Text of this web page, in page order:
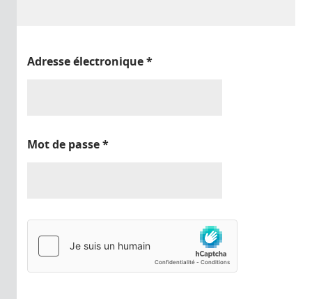
Adresse électronique*
Mot de passe*